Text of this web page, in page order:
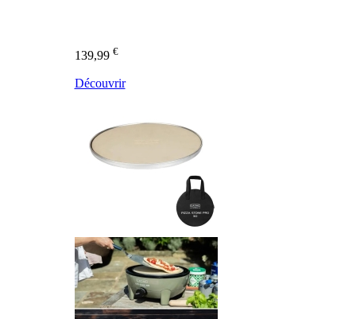
139,99 €
Découvrir